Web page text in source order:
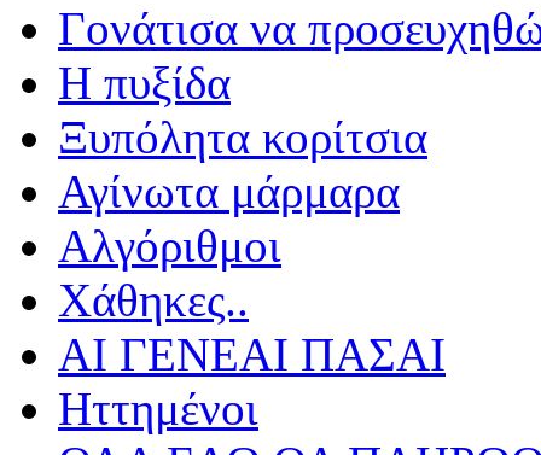
Γονάτισα να
Η πυξίδα
Ξυπόλητα κορίτσια
Αγίνωτα μάρμαρα
Αλγόριθμοι
Χάθηκες..
ΑΙ ΓΕΝΕΑΙ ΠΑΣΑΙ
Ηττημένοι